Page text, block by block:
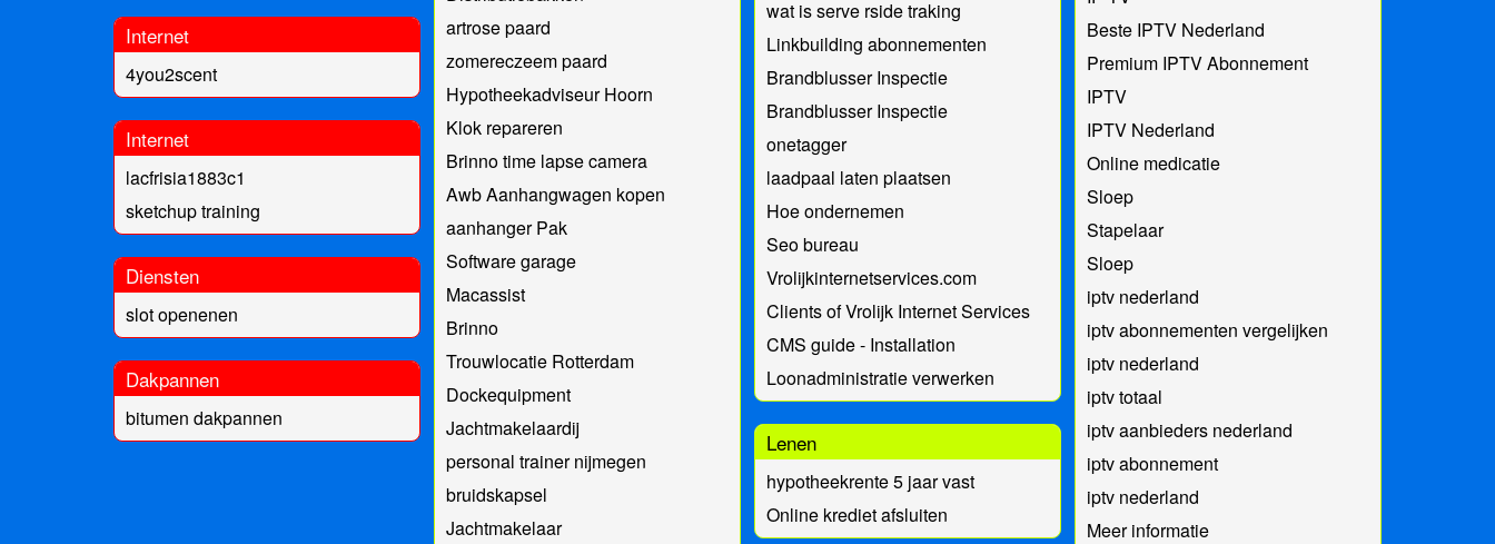
Internet
4you2scent
Internet
lacfrisia1883c1
sketchup training
Diensten
slot openenen
Dakpannen
bitumen dakpannen
artrose paard
zomereczeem paard
Hypotheekadviseur Hoorn
Klok repareren
Brinno time lapse camera
Awb Aanhangwagen kopen
aanhanger Pak
Software garage
Macassist
Brinno
Trouwlocatie Rotterdam
Dockequipment
Jachtmakelaardij
personal trainer nijmegen
bruidskapsel
Jachtmakelaar
wat is serve rside traking
Linkbuilding abonnementen
Brandblusser Inspectie
Brandblusser Inspectie
onetagger
laadpaal laten plaatsen
Hoe ondernemen
Seo bureau
Vrolijkinternetservices.com
Clients of Vrolijk Internet Services
CMS guide - Installation
Loonadministratie verwerken
Lenen
hypotheekrente 5 jaar vast
Online krediet afsluiten
Beste IPTV Nederland
Premium IPTV Abonnement
IPTV
IPTV Nederland
Online medicatie
Sloep
Stapelaar
Sloep
iptv nederland
iptv abonnementen vergelijken
iptv nederland
iptv totaal
iptv aanbieders nederland
iptv abonnement
iptv nederland
Meer informatie